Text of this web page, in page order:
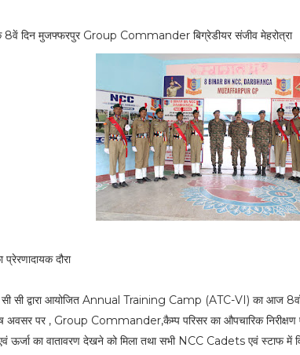
दिन मुजफ्फरपुर Group Commander बिग्रेडीयर संजीव मेहरोत्रा
दौरा
सी सी द्वारा आयोजित Annual Training Camp (ATC-VI) का आज 8वाँ
अवसर पर , Group Commander,कैम्प परिसर का औपचारिक
ऊर्जा का वातावरण देखने को मिला तथा सभी NCC Cadets एवं स्टाफ में